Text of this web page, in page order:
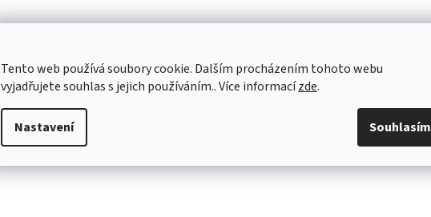
Tento web používá soubory cookie. Dalším procházením tohoto webu
vyjadřujete souhlas s jejich používáním.. Více informacízde.
Nastavení Souhlasím